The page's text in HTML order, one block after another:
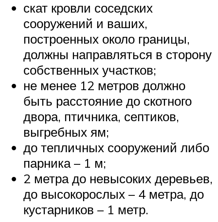
скат кровли соседских
сооружений и ваших,
построенных около границы,
должны направляться в сторону
собственных участков;
не менее 12 метров должно
быть расстояние до скотного
двора, птичника, септиков,
выгребных ям;
до тепличных сооружений либо
парника – 1 м;
2 метра до невысоких деревьев,
до высокорослых – 4 метра, до
кустарников – 1 метр.